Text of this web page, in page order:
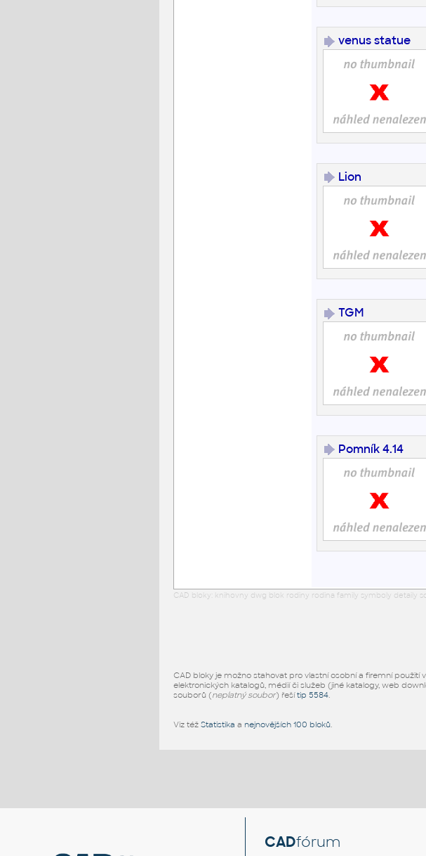
venus statue
Lion
TGM
Pomník 4.14
CAD bloky: knihovny dwg blok rodiny rodina family symboly
CAD bloky je možno stahovat pro vlastní osobní a firemní použití
elektronických katalogů, médií či služeb (jiné katalogy, web
souborů (neplatný soubor) řešítip 5584.
Viz též Statistika a nejnovějších 100 bloků.
CADfórum